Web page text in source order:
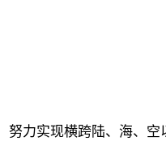
力实现横跨陆、海、